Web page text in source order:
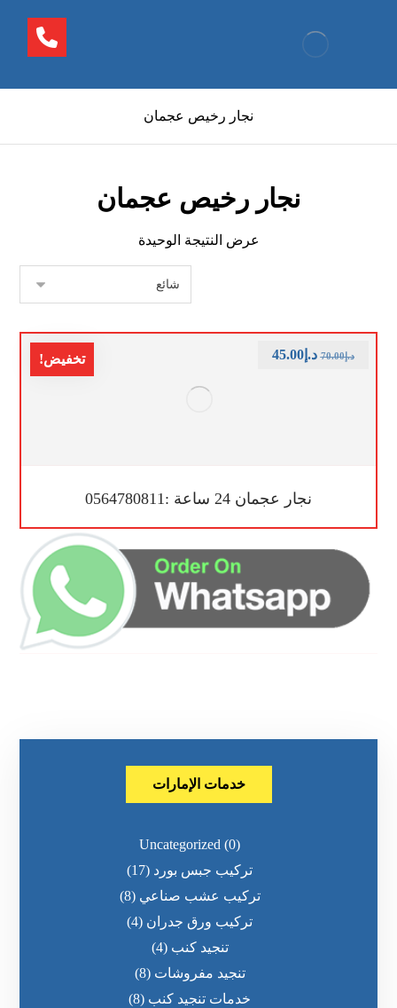
نجار رخيص عجمان
نجار رخيص عجمان
عرض النتيجة الوحيدة
تخفيض!
نجار عجمان 24 ساعة :0564780811
د.إ70.00 د.إ45.00
خدمات الإمارات
Uncategorized (0)
تركيب جبس بورد (17)
تركيب عشب صناعي (8)
تركيب ورق جدران (4)
تنجيد كنب (4)
تنجيد مفروشات (8)
خدمات تنجيد كنب (8)